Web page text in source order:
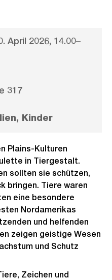
April 2026, 14.00–
317
Kinder
Plains-Kulturen
in Tiergestalt.
sollten sie schützen,
bringen. Tiere waren
eine besondere
Nordamerikas
und helfenden
zeigen geistige Wesen
und Schutz
Zeichen und